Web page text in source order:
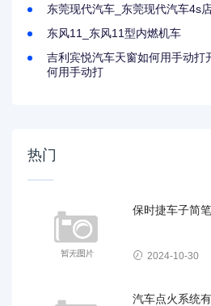
东莞现代汽车_东莞现代汽车4s
东风11_东风11型内燃机车
吉利宾悦汽车天窗如何用手动打
何用手动打
热门
保时捷车子简
2024-10-30
汽车点火系统